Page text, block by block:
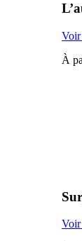
Voir
À
Voir